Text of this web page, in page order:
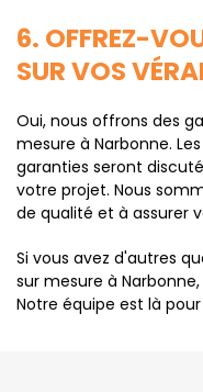
6. OFFREZ-
SUR VOS
Oui, nous offrons des
mesure à Narbonne.
garanties seront
votre projet. Nous
de qualité et à assurer
Si vous avez d'autres
sur mesure à
Notre équipe est là